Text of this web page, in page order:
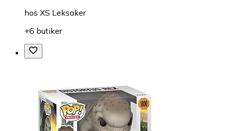
hos XS Leksaker
+6 butiker